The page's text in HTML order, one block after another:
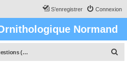
Connexion
S’enregistrer
Normand
Foire aux questions (Questions posées fréquemment)